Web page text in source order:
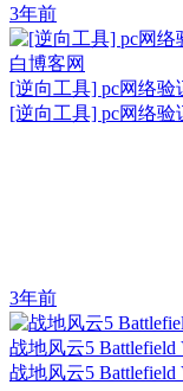
3年前
[逆向工具] pc网络
[逆向工具] pc网络
3年前
战地风云5
战地风云5